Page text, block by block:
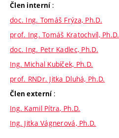
Člen interní :
doc. Ing. Tomáš Frýza, Ph.D.
prof. Ing. Tomáš Kratochvíl, Ph.D.
doc. Ing. Petr Kadlec, Ph.D.
Ing. Michal Kubíček, Ph.D.
prof. RNDr. Jitka Dluhá, Ph.D.
Člen externí :
Ing. Kamil Pítra, Ph.D.
Ing. Jitka Vágnerová, Ph.D.